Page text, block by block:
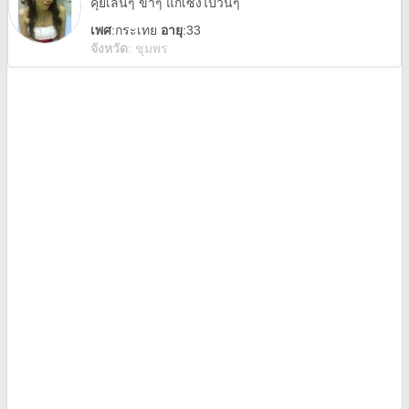
เพศ:กระเทย อายุ:33
จังหวัด: ชุมพร